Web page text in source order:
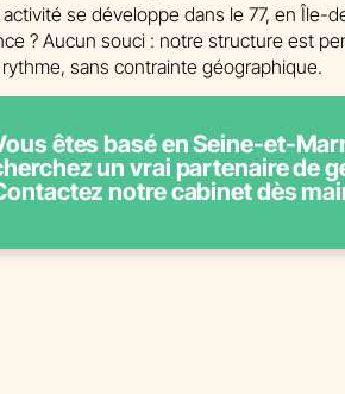
se développe dans le 77, en Île-
? Aucun souci : notre structure est
sans contrainte géographique.
êtes basé en Seine-et-
un vrai partenaire de
notre cabinet dès